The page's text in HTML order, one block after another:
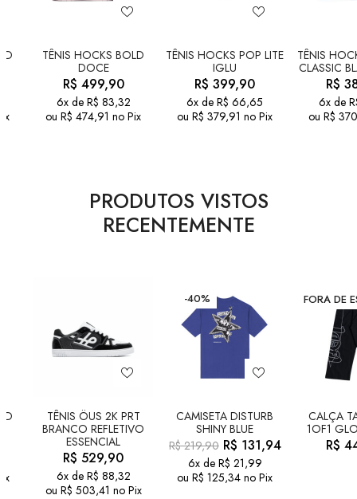
TÊNIS HOCKS BOLD
DOCE
R$ 499,90
6x de R$ 83,32
ou R$ 474,91 no Pix
TÊNIS HOCKS POP LITE
IGLU
R$ 399,90
6x de R$ 66,65
ou R$ 379,91 no Pix
TÊNIS
CLASSIC
R$
6x de
ou R$
PRODUTOS VISTOS
RECENTEMENTE
TÊNIS ÖUS 2K PRT
BRANCO REFLETIVO
ESSENCIAL
R$ 529,90
6x de R$ 88,32
ou R$ 503,41 no Pix
-40%
CAMISETA DISTURB
SHINY BLUE
R$219,90 R$ 131,94
6x de R$ 21,99
ou R$ 125,34 no Pix
FORA DE
CALÇA
1OF1
R$